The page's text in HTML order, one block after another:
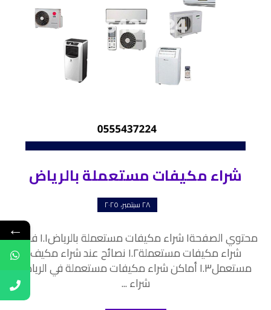
شراء مكيفات مستعملة بالرياض
٢٨ سبتمبر، ٢٠٢٥
محتوي الصفحة١ شراء مكيفات مستعملة بالرياض١.١ فوائد
شراء مكيفات مستعملة١.٢ نصائح عند شراء مكيف
مستعمل١.٣ أماكن شراء مكيفات مستعملة في الرياض
شراء ...
←